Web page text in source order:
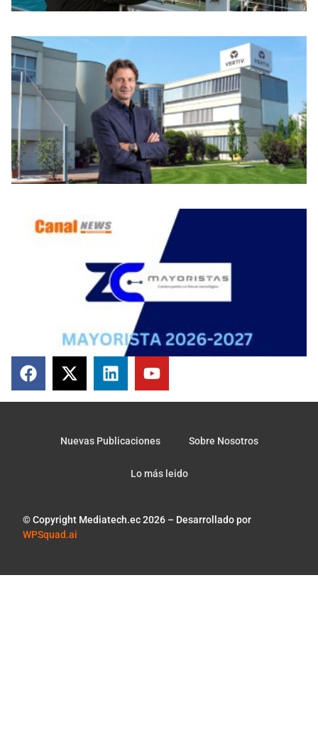
© Copyright Mediatech.ec 2026 – Desarrollado por
WPSquad.ai
Nuevas Publicaciones Sobre Nosotros
Lo más leido